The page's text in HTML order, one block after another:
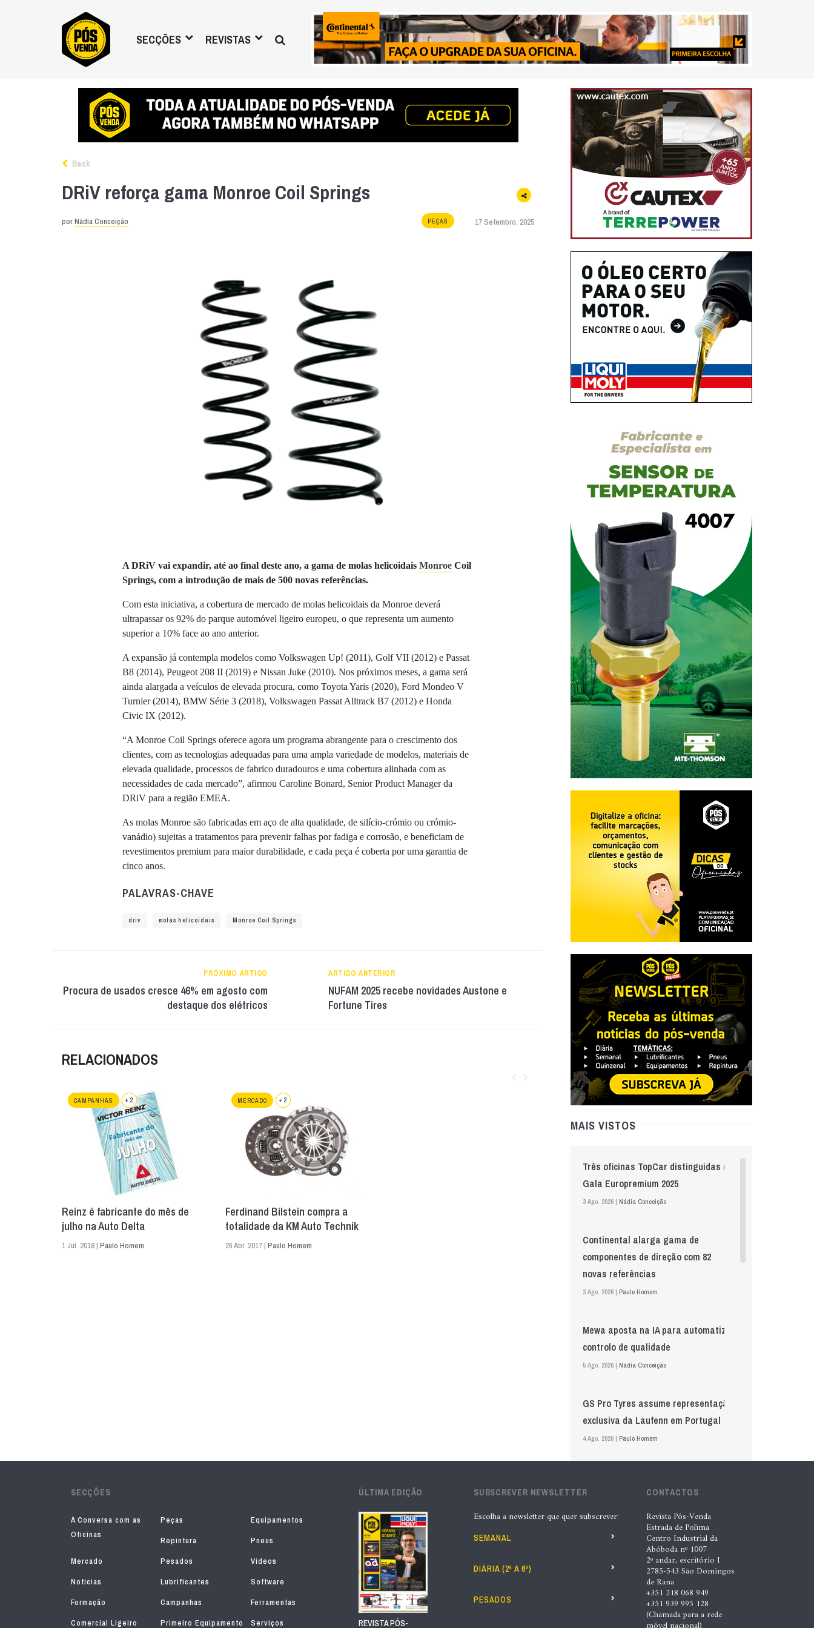
SECÇÕES REVISTAS
Back
DRiV reforça gama Monroe Coil Springs
porNádia Conceição PEÇAS 17 Setembro, 2025
A DRiV vai expandir, até ao final deste ano, a gama de molas helicoidais Monroe Coil
Springs, com a introdução de mais de 500 novas referências.
Com esta iniciativa, a cobertura de mercado de molas helicoidais da Monroe deverá
ultrapassar os 92% do parque automóvel ligeiro europeu, o que representa um aumento
superior a 10% face ao ano anterior.
A expansão já contempla modelos como Volkswagen Up! (2011), Golf VII (2012) e Passat
B8 (2014), Peugeot 208 II (2019) e Nissan Juke (2010). Nos próximos meses, a gama será
ainda alargada a veículos de elevada procura, como Toyota Yaris (2020), Ford Mondeo V
Turnier (2014), BMW Série 3 (2018), Volkswagen Passat Alltrack B7 (2012) e Honda
Civic IX (2012).
“A Monroe Coil Springs oferece agora um programa abrangente para o crescimento dos
clientes, com as tecnologias adequadas para uma ampla variedade de modelos, materiais de
elevada qualidade, processos de fabrico duradouros e uma cobertura alinhada com as
necessidades de cada mercado”, afirmou Caroline Bonard, Senior Product Manager da
DRiV para a região EMEA.
As molas Monroe são fabricadas em aço de alta qualidade, de silício-crómio ou crómio-
vanádio) sujeitas a tratamentos para prevenir falhas por fadiga e corrosão, e beneficiam de
revestimentos premium para maior durabilidade, e cada peça é coberta por uma garantia de
cinco anos.
PALAVRAS-CHAVE
driv molas helicoidais Monroe Coil Springs
PRÓXIMO ARTIGO
Procura de usados cresce 46% em agosto com
destaque dos elétricos
ARTIGO ANTERIOR
NUFAM 2025 recebe novidades Austone e
Fortune Tires
RELACIONADOS
CAMPANHAS + 2
Reinz é fabricante do mês de
julho na Auto Delta
1 Jul. 2018 | Paulo Homem
MERCADO + 2
Ferdinand Bilstein compra a
totalidade da KM Auto Technik
26 Abr. 2017 | Paulo Homem
MAIS VISTOS
Três oficinas TopCar distinguidas na
Gala Europremium 2025
3 Ago. 2026 | Nádia Conceição
Continental alarga gama de
componentes de direção com 82
novas referências
3 Ago. 2026 | Paulo Homem
Mewa aposta na IA para automatizar
controlo de qualidade
5 Ago. 2026 | Nádia Conceição
GS Pro Tyres assume representação
exclusiva da Laufenn em Portugal
4 Ago. 2026 | Paulo Homem
lubrificantes, serviços e embalagens
na Automechanika
Nádia Conceição
“A INDASA procura ajudar os seus
clientes a identificar oportunidades
de melhoria ao longo de todo o
processo de reparação””, Tiago
SECÇÕES
À Conversa com as
Oficinas
Peças
Equipamentos
Repintura
Pneus
Mercado
Pesados
Vídeos
Notícias
Lubrificantes
Software
Formação
Campanhas
Ferramentas
Comercial Ligeiro
Primeiro Equipamento Serviços
ÚLTIMA EDIÇÃO
REVISTA PÓS-
SUBSCREVER NEWSLETTER
Escolha a newsletter que quer subscrever:
SEMANAL
DIÁRIA (2ª A 6ª)
PESADOS
CONTACTOS
Revista Pós-Venda
Estrada de Polima
Centro Industrial da
Abóboda nº 1007
2º andar, escritório I
2785-543 São Domingos
de Rana
+351 218 068 949
+351 939 995 128
(Chamada para a rede